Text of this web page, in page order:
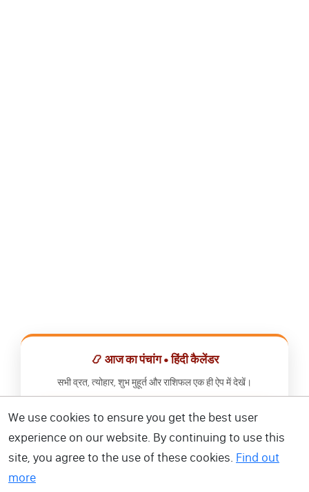
📿 आज का पंचांग • हिंदी कैलेंडर
सभी व्रत, त्योहार, शुभ मुहूर्त और राशिफल एक ही ऐप में देखें।
📅 हिंदी कैलेंडर ऐप डाउनलोड करें
We use cookies to ensure you get the best user
experience on our website. By continuing to use this
site, you agree to the use of these cookies. Find out
more